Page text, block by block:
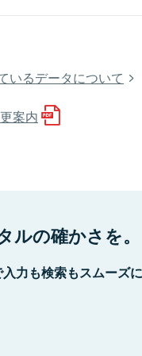
いるデータについて
案内
ルの確かさを。
力も検索もスムーズ